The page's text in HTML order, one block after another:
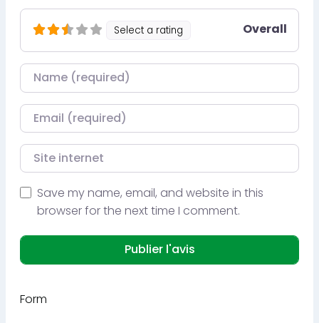
Select a rating Overall
Nom
Courriel
Site internet
Save my name, email, and website in this
browser for the next time I comment.
Form